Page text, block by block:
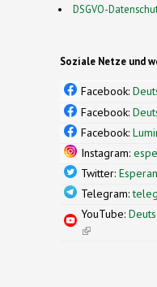
DSGVO-
Soziale Netze und
Facebook:
Facebook:
Facebook:
Instagram:
Twitter:
Telegram:
YouTube:
(link is external)